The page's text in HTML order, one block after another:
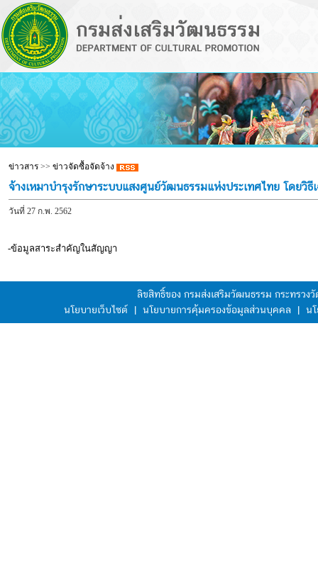
ข่าวสาร>> ข่าวจัดซื้อจัดจ้าง
จ้างเหมาบำรุงรักษาระบบแสงศูนย์วัฒนธรรมแห่งประเทศไทย โดยวิธีเ
วันที่ 27 ก.พ. 2562
-ข้อมูลสาระสำคัญในสัญญา
ลิขสิทธิ์ของ กรมส่งเสริมวัฒนธรรม กระทรว
นโยบายเว็บไซต์
| นโยบายการคุ้มครองข้อมูลส่วนบุคคล | น